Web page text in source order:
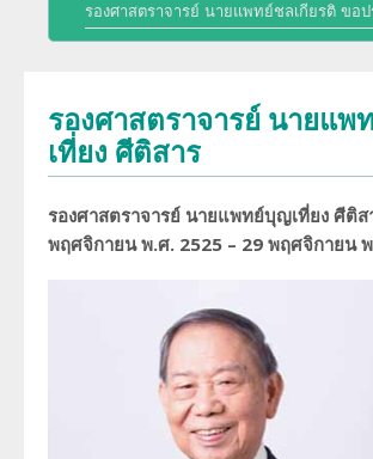
งานด้านประกันคุณภาพ QA และ HA
โครงสร้างทางกายภาพ
บุคลากรของภาควิชา/ฝ่ายรังสีวิทยา
ประวัติโรงเรียนรังสีเทคนิค (หลักสูตรนี้ได้ปิดทำการเ
ประวัตินักรังสีเทคนิค
ประวัตินักฟิสิกส์การแพทย์
สาขาเวชศาสตร์นิวเคลียร์
แพทย์ประจำบ้านต่อยอด
การบริการ
จริยธรรมการวิจัย
ความรู้สำหรับประชาชน
รองศาสตราจารย์ นายแพทย์ชลเกียรติ ขอป
รองศาสตราจารย์ นายแ
เที่ยง ศีติสาร
รองศาสตราจารย์ นายแพทย์บุญเที่ยง ศีติส
พฤศจิกายน พ.ศ. 2525 – 29 พฤศจิกายน